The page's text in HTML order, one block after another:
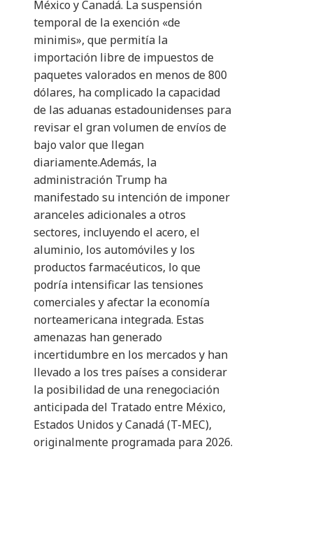
México y Canadá. La suspensión
temporal de la exención «de
minimis», que permitía la
importación libre de impuestos de
paquetes valorados en menos de 800
dólares, ha complicado la capacidad
de las aduanas estadounidenses para
revisar el gran volumen de envíos de
bajo valor que llegan
diariamente.Además, la
administración Trump ha
manifestado su intención de imponer
aranceles adicionales a otros
sectores, incluyendo el acero, el
aluminio, los automóviles y los
productos farmacéuticos, lo que
podría intensificar las tensiones
comerciales y afectar la economía
norteamericana integrada. Estas
amenazas han generado
incertidumbre en los mercados y han
llevado a los tres países a considerar
la posibilidad de una renegociación
anticipada del Tratado entre México,
Estados Unidos y Canadá (T-MEC),
originalmente programada para 2026.